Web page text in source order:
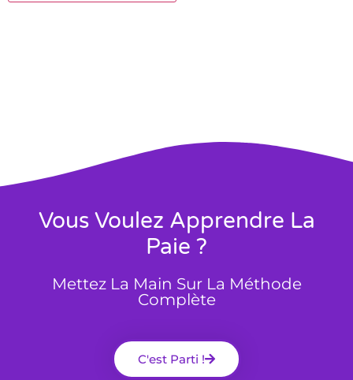
Vous Voulez Apprendre La
Paie ?
Mettez La Main Sur La Méthode
Complète
C'est Parti !